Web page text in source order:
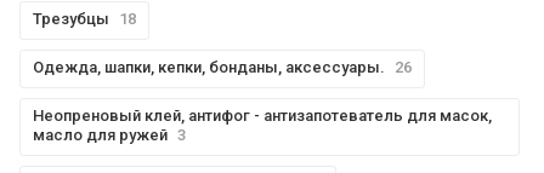
Трезубцы 18
Одежда, шапки, кепки, бонданы, аксесcуары. 26
Неопреновый клей, антифог - антизапотеватель для масок,
масло для ружей 3